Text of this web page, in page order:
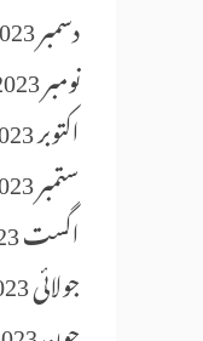
دسمبر 2023
نومبر 2023
اکتوبر 2023
ستمبر 2023
اگست 2023
جولائی 2023